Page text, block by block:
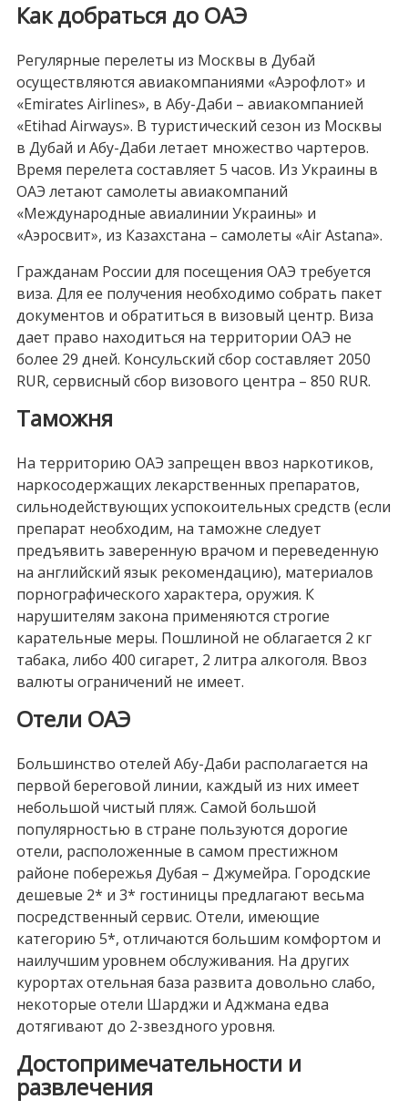
Как добраться до ОАЭ
Регулярные перелеты из Москвы в Дубай
осуществляются авиакомпаниями «Аэрофлот» и
«Emirates Airlines», в Абу-Даби – авиакомпанией
«Etihad Airways». В туристический сезон из Москвы
в Дубай и Абу-Даби летает множество чартеров.
Время перелета составляет 5 часов. Из Украины в
ОАЭ летают самолеты авиакомпаний
«Международные авиалинии Украины» и
«Аэросвит», из Казахстана – самолеты «Air Astana».
Гражданам России для посещения ОАЭ требуется
виза. Для ее получения необходимо собрать пакет
документов и обратиться в визовый центр. Виза
дает право находиться на территории ОАЭ не
более 29 дней. Консульский сбор составляет 2050
RUR, сервисный сбор визового центра – 850 RUR.
Таможня
На территорию ОАЭ запрещен ввоз наркотиков,
наркосодержащих лекарственных препаратов,
сильнодействующих успокоительных средств (если
препарат необходим, на таможне следует
предъявить заверенную врачом и переведенную
на английский язык рекомендацию), материалов
порнографического характера, оружия. К
нарушителям закона применяются строгие
карательные меры. Пошлиной не облагается 2 кг
табака, либо 400 сигарет, 2 литра алкоголя. Ввоз
валюты ограничений не имеет.
Отели ОАЭ
Большинство отелей Абу-Даби располагается на
первой береговой линии, каждый из них имеет
небольшой чистый пляж. Самой большой
популярностью в стране пользуются дорогие
отели, расположенные в самом престижном
районе побережья Дубая – Джумейра. Городские
дешевые 2* и 3* гостиницы предлагают весьма
посредственный сервис. Отели, имеющие
категорию 5*, отличаются большим комфортом и
наилучшим уровнем обслуживания. На других
курортах отельная база развита довольно слабо,
некоторые отели Шарджи и Аджмана едва
дотягивают до 2-звездного уровня.
Достопримечательности и
развлечения